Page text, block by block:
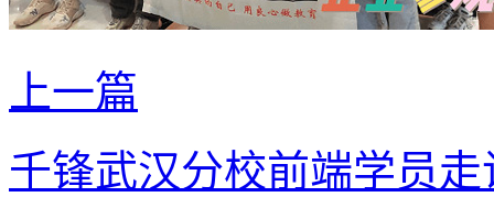
上一篇
千锋武汉分校前端学员